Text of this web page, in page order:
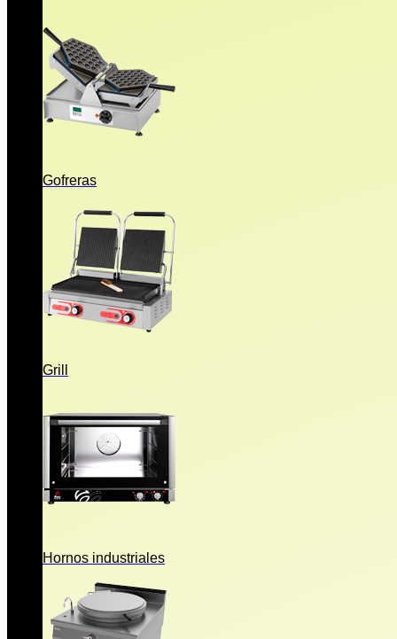
Gofreras
Grill
Hornos industriales